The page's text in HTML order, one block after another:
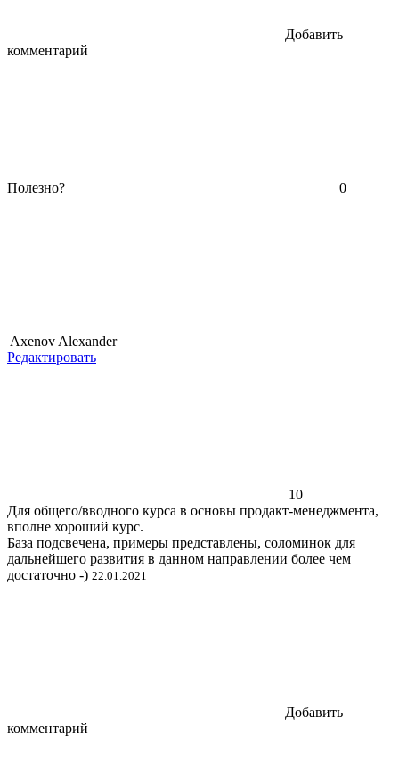
Добавить
комментарий
Полезно? 0
Axenov Alexander
Редактировать
10
Для общего/вводного курса в основы продакт-менеджмента,
вполне хороший курс.
База подсвечена, примеры представлены, соломинок для
дальнейшего развития в данном направлении более чем
достаточно -) 22.01.2021
Добавить
комментарий